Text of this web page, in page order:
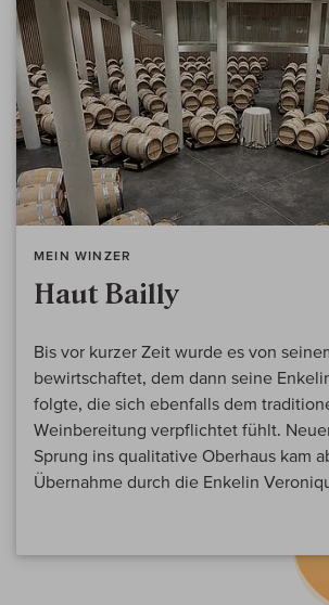
MEIN WINZER
Haut Bailly
Bis vor kurzer Zeit wurde es von
bewirtschaftet, dem dann seine
folgte, die sich ebenfalls dem
Weinbereitung verpflichtet fühlt.
Sprung ins qualitative Oberhaus kam
Übernahme durch die Enkelin